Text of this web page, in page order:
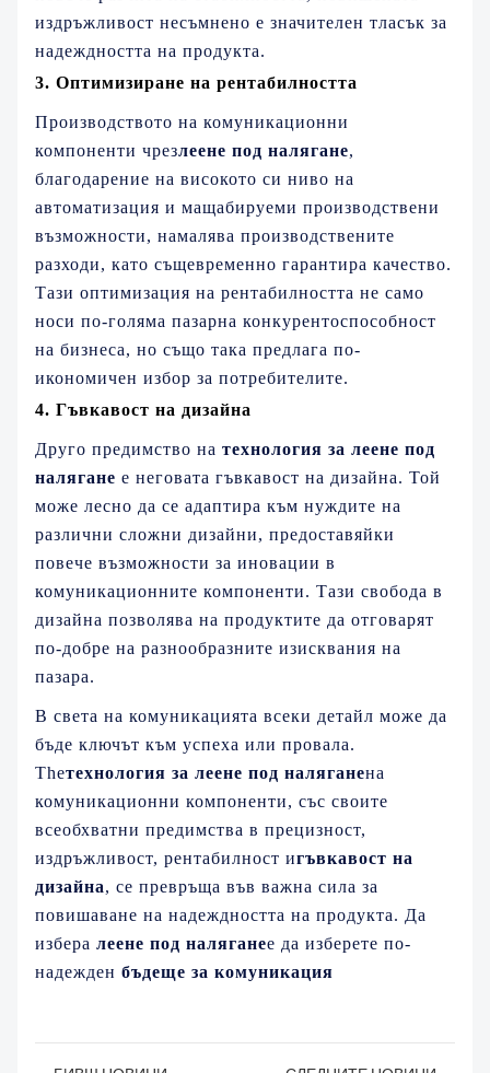
издръжливост несъмнено е значителен тласък за
надеждността на продукта.
3. Оптимизиране на рентабилността
Производството на комуникационни
компоненти чрезлеене под налягане,
благодарение на високото си ниво на
автоматизация и мащабируеми производствени
възможности, намалява производствените
разходи, като същевременно гарантира качество.
Тази оптимизация на рентабилността не само
носи по-голяма пазарна конкурентоспособност
на бизнеса, но също така предлага по-
икономичен избор за потребителите.
4. Гъвкавост на дизайна
Друго предимство на технология за леене под
налягане е неговата гъвкавост на дизайна. Той
може лесно да се адаптира към нуждите на
различни сложни дизайни, предоставяйки
повече възможности за иновации в
комуникационните компоненти. Тази свобода в
дизайна позволява на продуктите да отговарят
по-добре на разнообразните изисквания на
пазара.
В света на комуникацията всеки детайл може да
бъде ключът към успеха или провала.
Theтехнология за леене под наляганена
комуникационни компоненти, със своите
всеобхватни предимства в прецизност,
издръжливост, рентабилност игъвкавост на
дизайна, се превръща във важна сила за
повишаване на надеждността на продукта. Да
избера леене под наляганее да изберете по-
надежден бъдеще за комуникация